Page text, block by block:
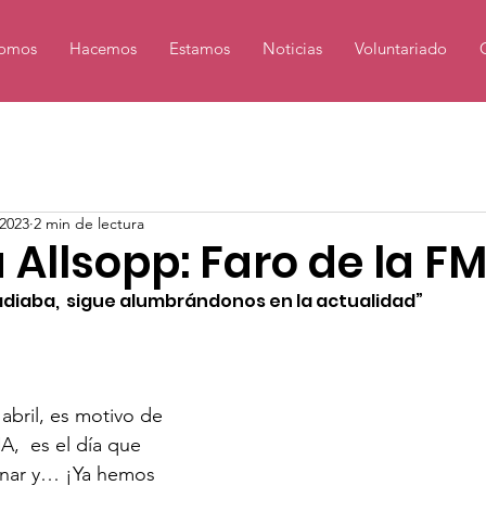
Hacemos Estamos Noticias Voluntariado
Faro de la
2 min de lectura
sigue alumbrándonos en la actualidad”
es motivo de
es el día que
y… ¡Ya hemos